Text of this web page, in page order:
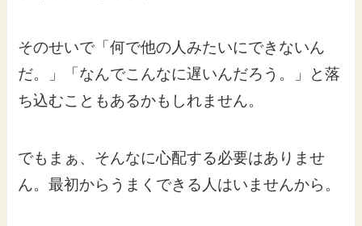
そのせいで「何で他の人みたいにできないん
だ。」「なんでこんなに遅いんだろう。」と落
ち込むこともあるかもしれません。
でもまぁ、そんなに心配する必要はありませ
ん。最初からうまくできる人はいませんから。